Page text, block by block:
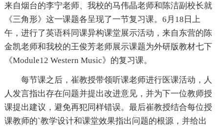
来自烟台的李宁老师、我校的马伟晶老师和陈洁副校长就
《三角形》这一课题各呈现了一节复习课。6月18日上
午，进行了英语科同课异构课堂展示活动，来自东营的陈
金凯老师和我校的王俊芳老师展示课题为外研版教材七下
《Module12 Western Music》的复习课。
每节课之后，崔教授带领听课老师进行医课活动，人
人发言指出存在问题并提出改进意见，并为下一位教师授
课提出建议，避免再犯同样错误。最后崔教授结合每位授
课教师的`教学设计和课堂效果指出问题的根源，并给出